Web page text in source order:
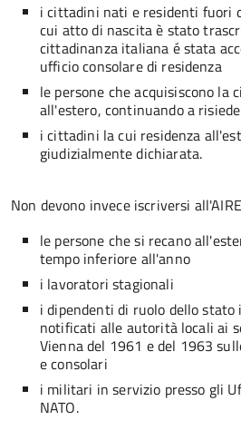
i cittadini nati e residenti fuori
cui atto di nascita è stato
cittadinanza italiana é stata
ufficio consolare di residenza
le persone che acquisiscono la
all'estero, continuando a
i cittadini la cui residenza
giudizialmente dichiarata.
Non devono invece iscriversi
le persone che si recano
tempo inferiore all'anno
i lavoratori stagionali
i dipendenti di ruolo dello
notificati alle autorità locali ai
Vienna del 1961 e del 1963
e consolari
i militari in servizio presso gli
NATO.